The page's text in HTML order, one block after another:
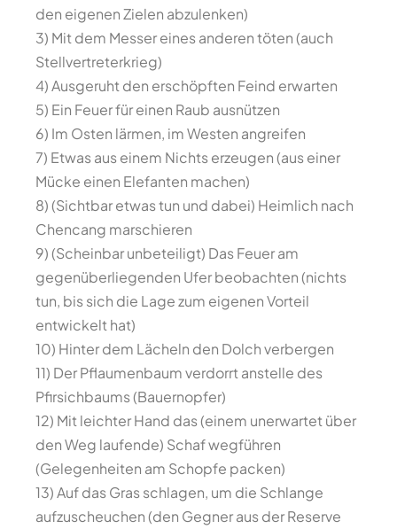
den eigenen Zielen abzulenken)
3) Mit dem Messer eines anderen töten (auch
Stellvertreterkrieg)
4) Ausgeruht den erschöpften Feind erwarten
5) Ein Feuer für einen Raub ausnützen
6) Im Osten lärmen, im Westen angreifen
7) Etwas aus einem Nichts erzeugen (aus einer
Mücke einen Elefanten machen)
8) (Sichtbar etwas tun und dabei) Heimlich nach
Chencang marschieren
9) (Scheinbar unbeteiligt) Das Feuer am
gegenüberliegenden Ufer beobachten (nichts
tun, bis sich die Lage zum eigenen Vorteil
entwickelt hat)
10) Hinter dem Lächeln den Dolch verbergen
11) Der Pflaumenbaum verdorrt anstelle des
Pfirsichbaums (Bauernopfer)
12) Mit leichter Hand das (einem unerwartet über
den Weg laufende) Schaf wegführen
(Gelegenheiten am Schopfe packen)
13) Auf das Gras schlagen, um die Schlange
aufzuscheuchen (den Gegner aus der Reserve